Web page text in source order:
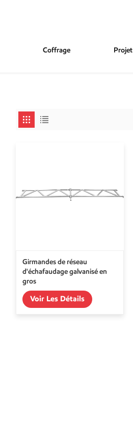
Coffrage Projet
Girmandes de réseau
d'échafaudage galvanisé en
gros
Voir Les Détails